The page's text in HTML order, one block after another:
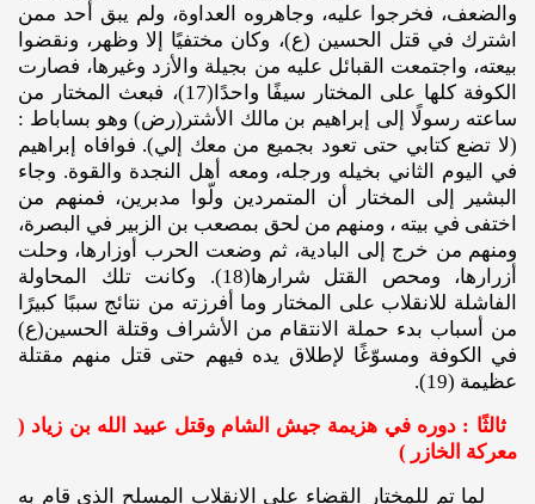
والضعف، فخرجوا عليه، وجاهروه العداوة، ولم يبق أحد ممن
اشترك في قتل الحسين (ع)، وكان مختفيًا إلا وظهر، ونقضوا
بيعته، واجتمعت القبائل عليه من بجيلة والأزد وغيرها، فصارت
الكوفة كلها على المختار سيفًا واحدًا(17)، فبعث المختار من
ساعته رسولًا إلى إبراهيم بن مالك الأشتر(رض) وهو بساباط :
(لا تضع كتابي حتى تعود بجميع من معك إلي). فوافاه إبراهيم
في اليوم الثاني بخيله ورجله، ومعه أهل النجدة والقوة. وجاء
البشير إلى المختار أن المتمردين ولّوا مدبرين، فمنهم من
اختفى في بيته ، ومنهم من لحق بمصعب بن الزبير في البصرة،
ومنهم من خرج إلى البادية، ثم وضعت الحرب أوزارها، وحلت
أزرارها، ومحص القتل شرارها(18). وكانت تلك المحاولة
الفاشلة للانقلاب على المختار وما أفرزته من نتائج سببًا كبيرًا
من أسباب بدء حملة الانتقام من الأشراف وقتلة الحسين(ع)
في الكوفة ومسوّغًا لإطلاق يده فيهم حتى قتل منهم مقتلة
عظيمة (19).
ثالثًا : دوره في هزيمة جيش الشام وقتل عبيد الله بن زياد (
معركة الخازر )
لما تم للمختار القضاء على الانقلاب المسلح الذي قام به